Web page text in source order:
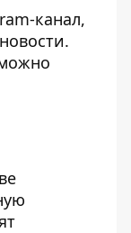
канал,